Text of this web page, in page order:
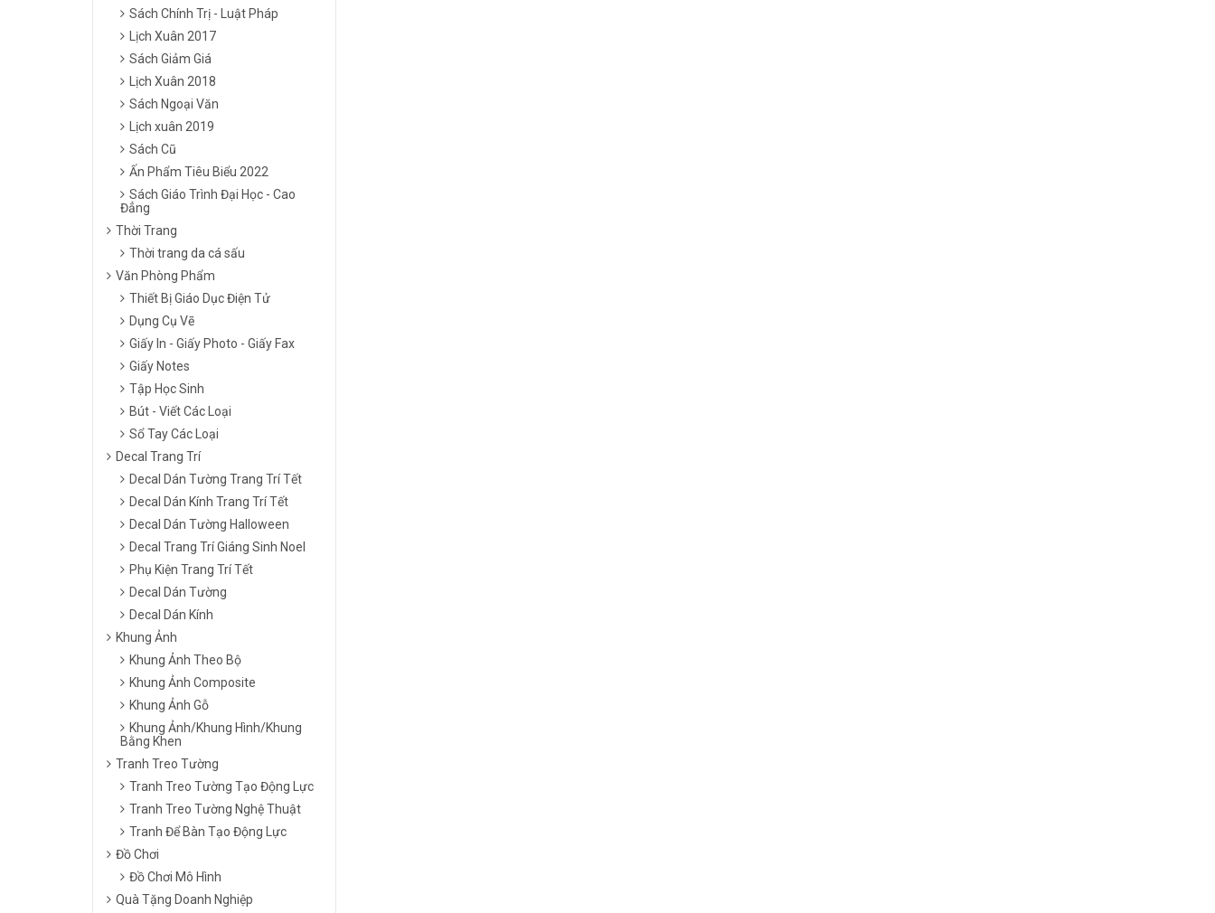
Sách Chính Trị - Luật Pháp
Lịch Xuân 2017
Sách Giảm Giá
Lịch Xuân 2018
Sách Ngoại Văn
Lịch xuân 2019
Sách Cũ
Ấn Phẩm Tiêu Biểu 2022
Sách Giáo Trình Đại Học - Cao
Đẳng
Thời Trang
Thời trang da cá sấu
Văn Phòng Phẩm
Thiết Bị Giáo Dục Điện Tử
Dụng Cụ Vẽ
Giấy In - Giấy Photo - Giấy Fax
Giấy Notes
Tập Học Sinh
Bút - Viết Các Loại
Sổ Tay Các Loại
Decal Trang Trí
Decal Dán Tường Trang Trí Tết
Decal Dán Kính Trang Trí Tết
Decal Dán Tường Halloween
Decal Trang Trí Giáng Sinh Noel
Phụ Kiện Trang Trí Tết
Decal Dán Tường
Decal Dán Kính
Khung Ảnh
Khung Ảnh Theo Bộ
Khung Ảnh Composite
Khung Ảnh Gỗ
Khung Ảnh/Khung Hình/Khung
Bằng Khen
Tranh Treo Tường
Tranh Treo Tường Tạo Động Lực
Tranh Treo Tường Nghệ Thuật
Tranh Để Bàn Tạo Động Lực
Đồ Chơi
Đồ Chơi Mô Hình
Quà Tặng Doanh Nghiệp